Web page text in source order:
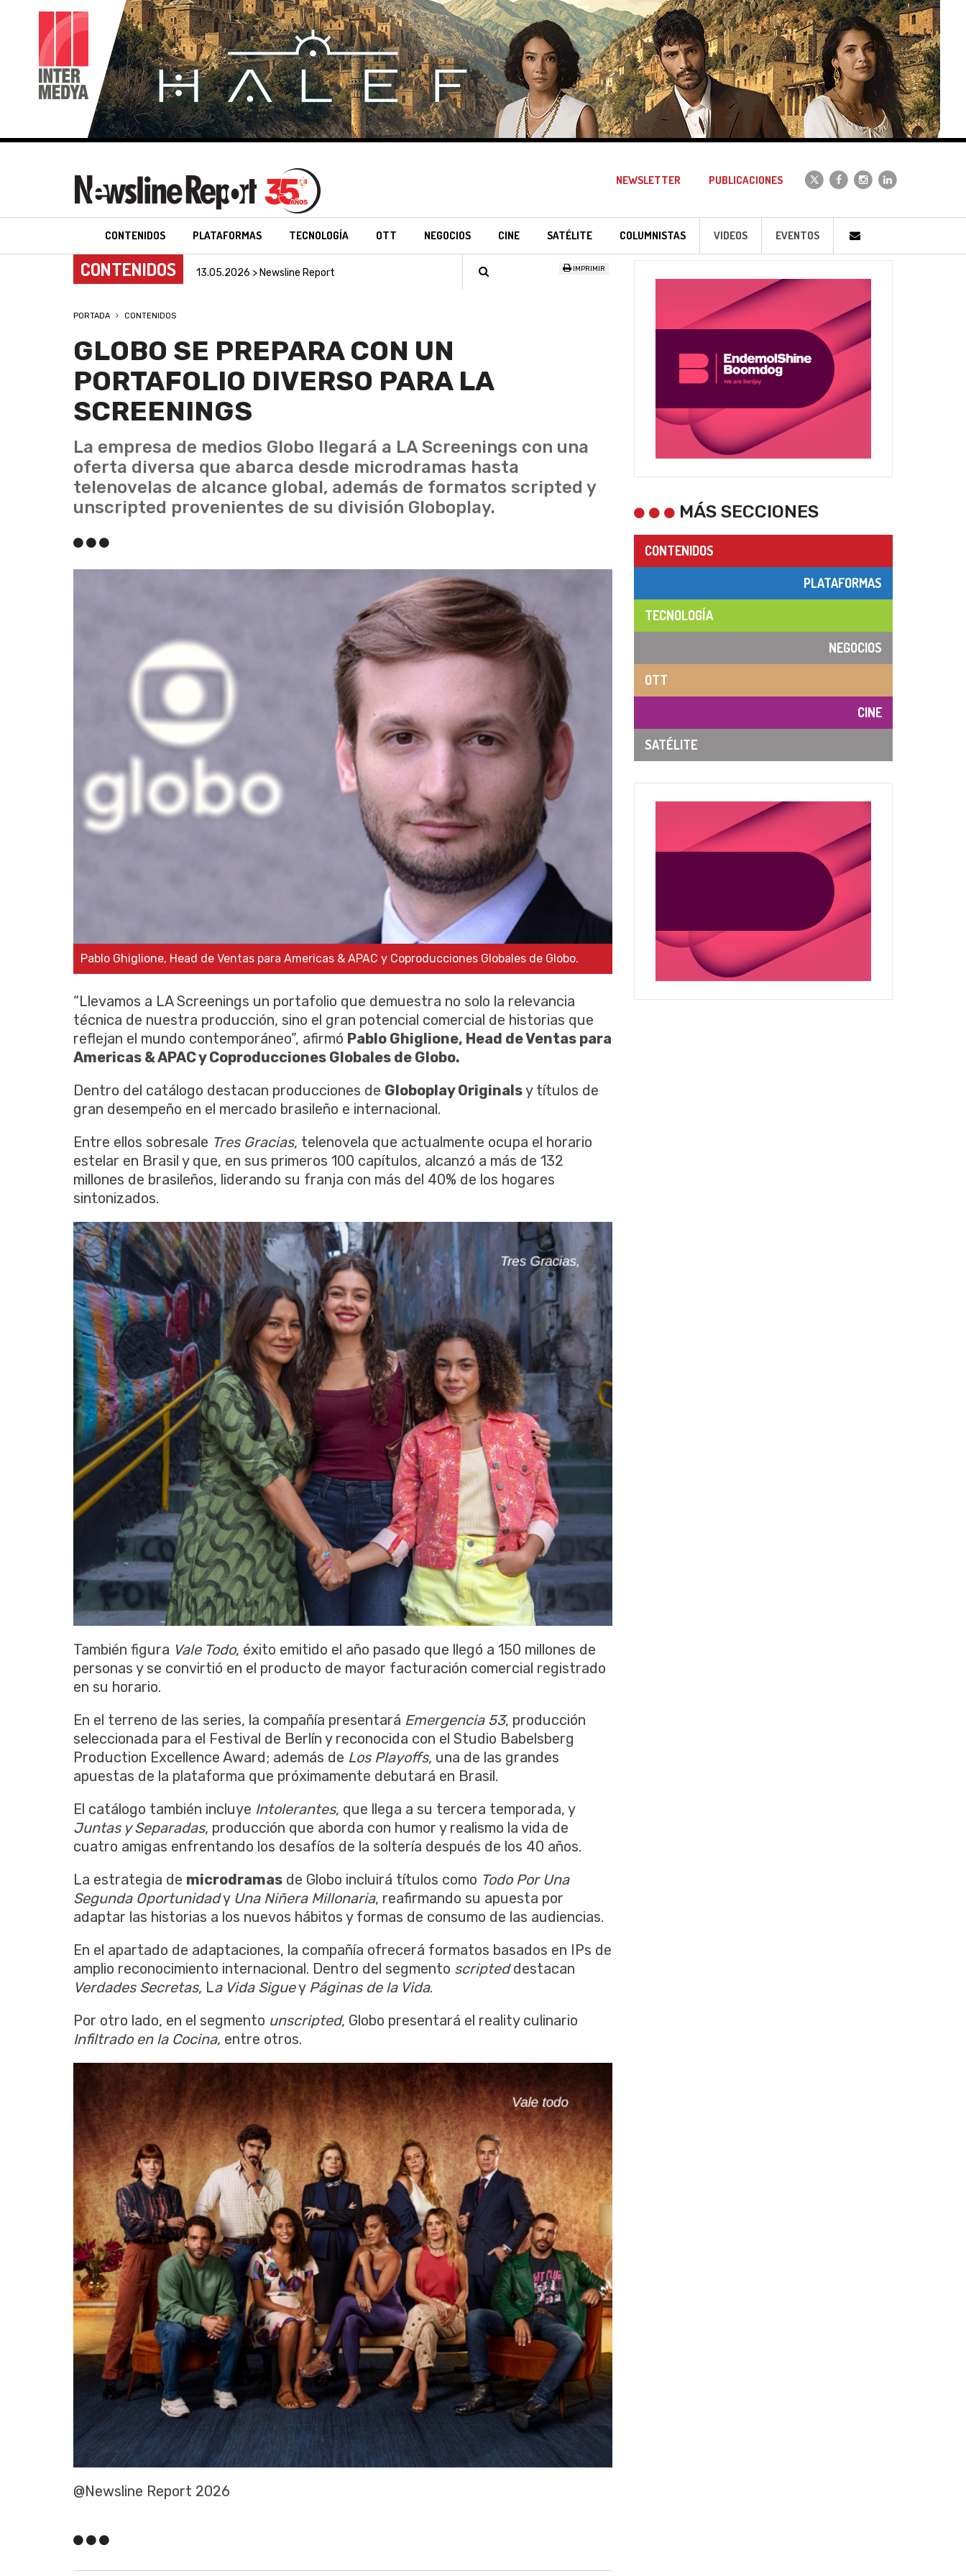
NEWSLETTER PUBLICACIONES
CONTENIDOS PLATAFORMAS TECNOLOGÍA OTT NEGOCIOS CINE SATÉLITE COLUMNISTAS VIDEOS EVENTOS
CONTENIDOS 13.05.2026 > Newsline Report IMPRIMIR
PORTADA CONTENIDOS
GLOBO SE PREPARA CON UN
PORTAFOLIO DIVERSO PARA LA
SCREENINGS
La empresa de medios Globo llegará a LA Screenings con una
oferta diversa que abarca desde microdramas hasta
telenovelas de alcance global, además de formatos scripted y
unscripted provenientes de su división Globoplay.
Pablo Ghiglione, Head de Ventas para Americas & APAC y Coproducciones Globales de Globo.
“Llevamos a LA Screenings un portafolio que demuestra no solo la relevancia
técnica de nuestra producción, sino el gran potencial comercial de historias que
reflejan el mundo contemporáneo”, afirmó Pablo Ghiglione, Head de Ventas para
Americas & APAC y Coproducciones Globales de Globo.
Dentro del catálogo destacan producciones de Globoplay Originalsy títulos de
gran desempeño en el mercado brasileño e internacional.
Entre ellos sobresale Tres Gracias, telenovela que actualmente ocupa el horario
estelar en Brasil y que, en sus primeros 100 capítulos, alcanzó a más de 132
millones de brasileños, liderando su franja con más del 40% de los hogares
sintonizados.
También figura Vale Todo, éxito emitido el año pasado que llegó a 150 millones de
personas y se convirtió en el producto de mayor facturación comercial registrado
en su horario.
En el terreno de las series, la compañía presentará Emergencia 53, producción
seleccionada para el Festival de Berlín y reconocida con el Studio Babelsberg
Production Excellence Award; además de Los Playoffs, una de las grandes
apuestas de la plataforma que próximamente debutará en Brasil.
El catálogo también incluye Intolerantes, que llega a su tercera temporada, y
Juntas y Separadas, producción que aborda con humor y realismo la vida de
cuatro amigas enfrentando los desafíos de la soltería después de los 40 años.
La estrategia de microdramas de Globo incluirá títulos como Todo Por Una
Segunda Oportunidady Una Niñera Millonaria, reafirmando su apuesta por
adaptar las historias a los nuevos hábitos y formas de consumo de las audiencias.
En el apartado de adaptaciones, la compañía ofrecerá formatos basados en IPs de
amplio reconocimiento internacional. Dentro del segmento scripteddestacan
Verdades Secretas, La Vida Siguey Páginas de la Vida.
Por otro lado, en el segmento unscripted, Globo presentará el reality culinario
Infiltrado en la Cocina, entre otros.
@Newsline Report 2026
MÁS SECCIONES
CONTENIDOS
PLATAFORMAS
TECNOLOGÍA
NEGOCIOS
OTT
CINE
SATÉLITE